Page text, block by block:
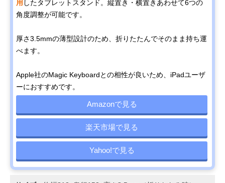
用 したタブレットスタンド。縦置き・横置きあわせて6つの
角度調整が可能です。
厚さ3.5mmの薄型設計のため、折りたたんでそのまま持ち運
べます。
Apple社のMagic Keyboardとの相性が良いため、iPadユーザ
ーにおすすめです。
Amazonで見る
楽天市場で見る
Yahoo!で見る